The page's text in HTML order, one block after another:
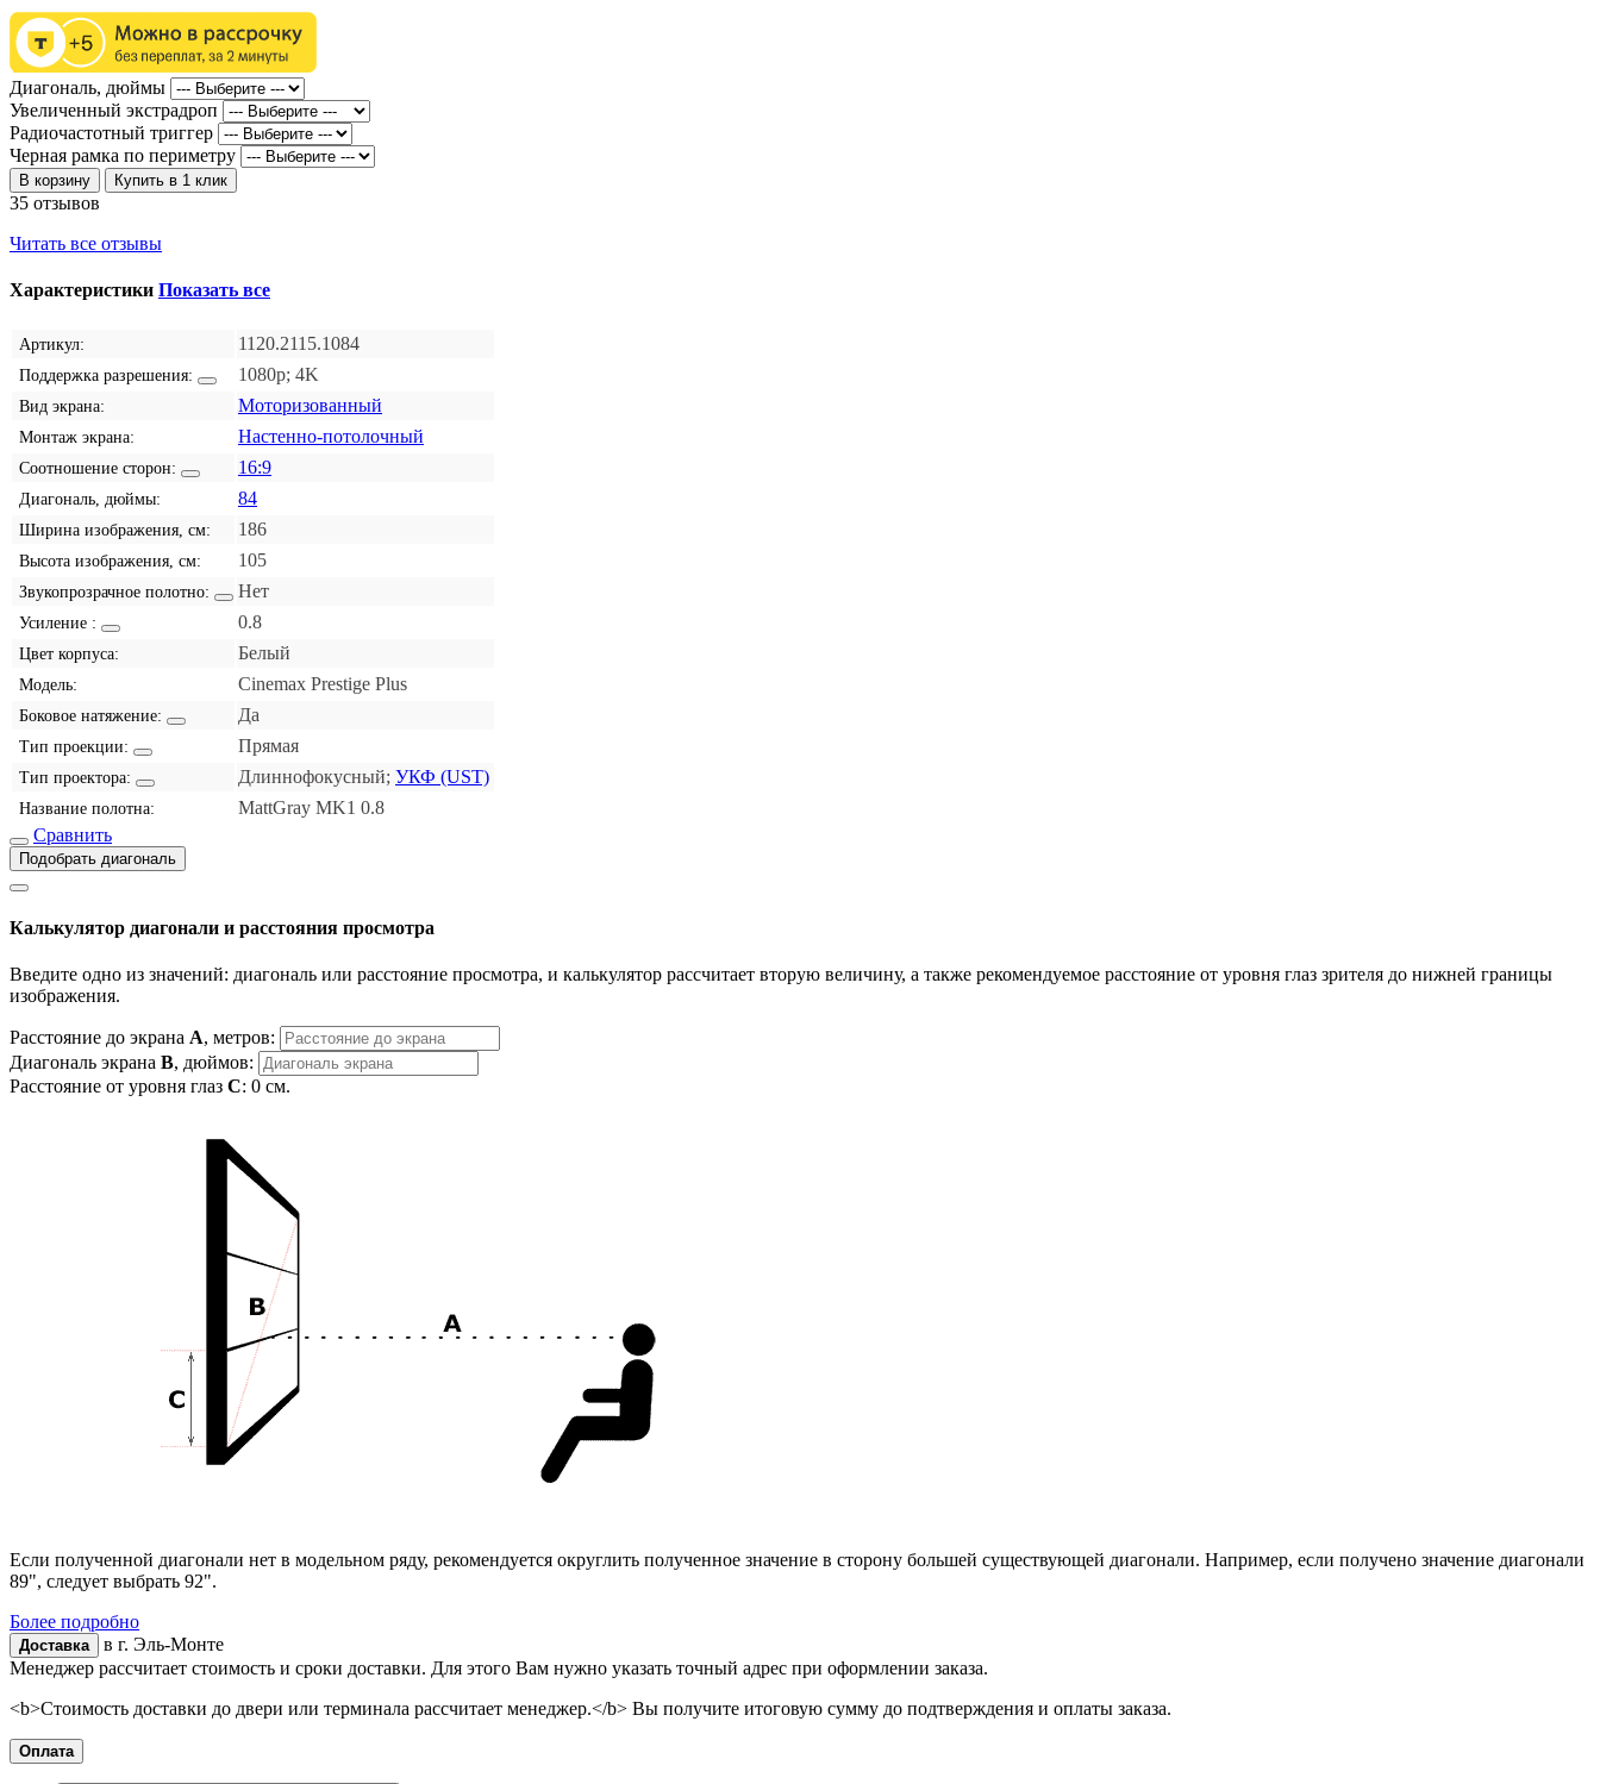
Диагональ, дюймы
Увеличенный экстрадроп
Радиочастотный триггер
Черная рамка по периметру
В корзину Купить в 1 клик
35 отзывов
Читать все отзывы
Характеристики Показать все
Артикул: 1120.2115.1084
Поддержка разрешения: 1080p; 4K
Вид экрана: Моторизованный
Монтаж экрана: Настенно-потолочный
Соотношение сторон: 16:9
Диагональ, дюймы: 84
Ширина изображения, см: 186
Высота изображения, см: 105
Звукопрозрачное полотно: Нет
Усиление : 0.8
Цвет корпуса: Белый
Модель: Cinemax Prestige Plus
Боковое натяжение: Да
Тип проекции: Прямая
Тип проектора: Длиннофокусный; УКФ (UST)
Название полотна:
MattGray MK1 0.8
Сравнить
Подобрать диагональ
Калькулятор диагонали и расстояния просмотра
Введите одно из значений: диагональ или расстояние просмотра, и калькулятор рассчитает вторую величину, а также рекомендуемое расстояние от уровня глаз зрителя до нижней границы
изображения.
Расстояние до экрана A, метров:
Диагональ экрана B, дюймов:
Расстояние от уровня глаз C: 0 см.
Если полученной диагонали нет в модельном ряду, рекомендуется округлить полученное значение в сторону большей существующей диагонали. Например, если получено значение диагонали
89", следует выбрать 92".
Более подробно
Доставка в г. Эль-Монте
Менеджер рассчитает стоимость и сроки доставки. Для этого Вам нужно указать точный адрес при оформлении заказа.
<b>Стоимость доставки до двери или терминала рассчитает менеджер.</b> Вы получите итоговую сумму до подтверждения и оплаты заказа.
Оплата